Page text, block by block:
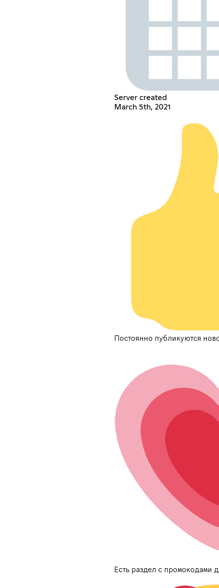
Server created
March 5th, 2021
Постоянно публикуются
Есть раздел с промокодами